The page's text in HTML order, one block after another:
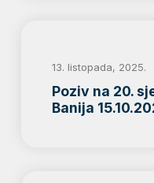
13. listopada, 2025.
Poziv na 20.
Banija